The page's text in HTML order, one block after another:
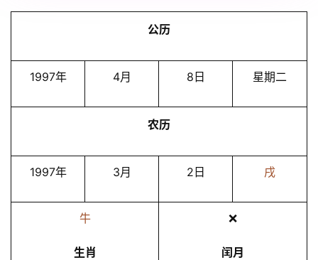
公历
1997年 4月 8日 星期二
农历
1997年 3月 2日 戌
牛
生肖
❌
闰月